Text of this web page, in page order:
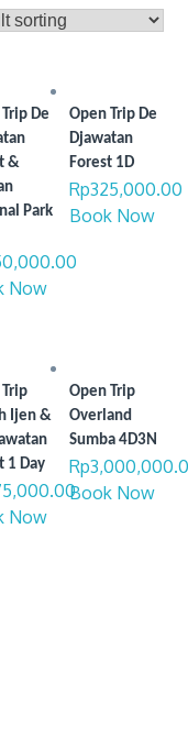
De
&
Park
Now
Open Trip De
Djawatan
Forest 1D
Rp325,000.00
Book Now
Ijen &
1 Day
Now
Open Trip
Overland
Sumba 4D3N
Rp
Book Now